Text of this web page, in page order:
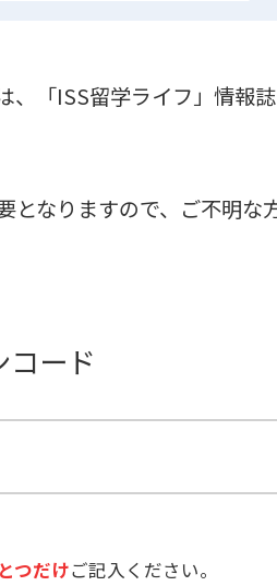
、「ISS留学ライフ」情報
となりますので、ご不明な
コード
つだけご記入ください。